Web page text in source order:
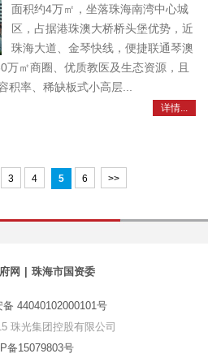
面积约4万㎡，坐落珠海南湾中心城
区，占据港珠澳大桥桥头堡优势，近
珠海大道、金琴快线，便捷联通琴澳
㎡商圈、优质教医及生态资源，且
积率、稀缺板式小高层...
详情...
3 4 5 6 >>
网 | 珠海市国资委
44040102000101号
珠光集团控股有限公司
备15079803号